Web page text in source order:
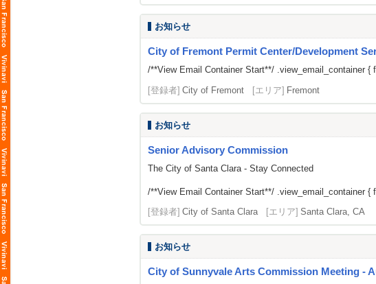
お知らせ
City of Fremont Permit Center/Development
/**View Email Container Start**/ .view_email_container
[登録者] City of Fremont [エリア] Fremont
お知らせ
Senior Advisory Commission
The City of Santa Clara - Stay Connected
/**View Email Container Start**/ .view_email_container
[登録者] City of Santa Clara [エリア] Santa Clara, CA
お知らせ
City of Sunnyvale Arts Commission Meeting -